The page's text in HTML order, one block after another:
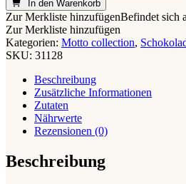
In den Warenkorb
Zur Merkliste hinzufügenBefindet sich
Zur Merkliste hinzufügen
Kategorien: Motto collection,
SKU: 31128
Beschreibung
Zusätzliche Informationen
Zutaten
Nährwerte
Rezensionen (0)
Beschreibung